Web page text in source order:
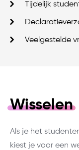
Tijdelijk
Veelgestelde
Wisselen
Als je het
kiest je voor een